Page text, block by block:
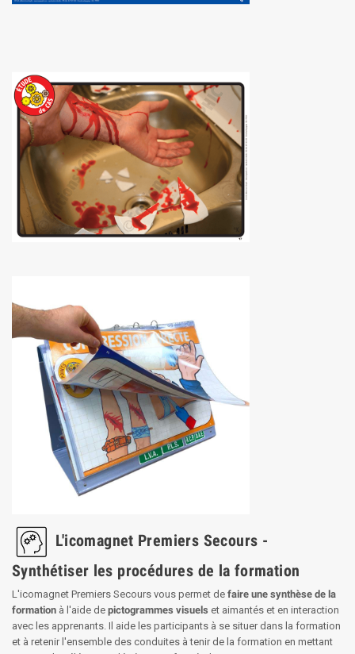
L'icomagnet Premiers Secours -
Synthétiser les procédures de la formation
L'icomagnet Premiers Secours vous permet de faire une synthèse de la
formation à l'aide de pictogrammes visuels et aimantés et en interaction
avec les apprenants. Il aide les participants à se situer dans la formation
et à retenir l'ensemble des conduites à tenir de la formation en mettant